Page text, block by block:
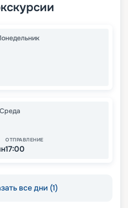
Среда
ОТПРАВЛЕНИЕ
17:00
все дни (1)